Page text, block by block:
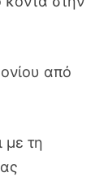
από
με τη